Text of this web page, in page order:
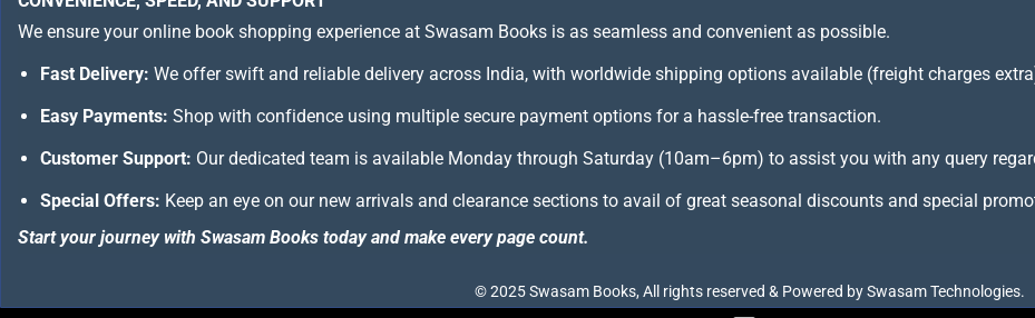
We ensure your online book shopping experience at Swasam Books is as seamless and convenient as possible.
Fast Delivery: We offer swift and reliable delivery across India, with worldwide shipping options available (freight charges
Easy Payments: Shop with confidence using multiple secure payment options for a hassle-free transaction.
Customer Support: Our dedicated team is available Monday through Saturday (10am–6pm) to assist you with any query
Special Offers: Keep an eye on our new arrivals and clearance sections to avail of great seasonal discounts and special
Start your journey with Swasam Books today and make every page count.
© 2025 Swasam Books, All rights reserved & Powered by Swasam Technologies.